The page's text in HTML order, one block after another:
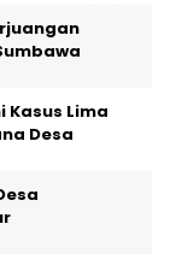
Kasus Lima
Desa